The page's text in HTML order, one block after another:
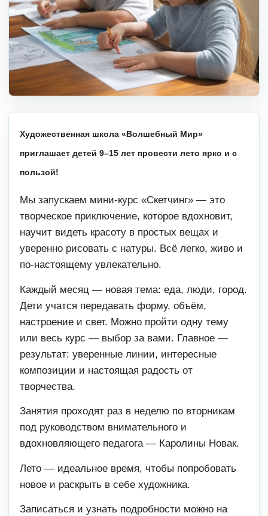
Художественная школа «Волшебный Мир»
приглашает детей 9–15 лет провести лето ярко и с
пользой!
Мы запускаем мини-курс «Скетчинг» — это
творческое приключение, которое вдохновит,
научит видеть красоту в простых вещах и
уверенно рисовать с натуры. Всё легко, живо и
по-настоящему увлекательно.
Каждый месяц — новая тема: еда, люди, город.
Дети учатся передавать форму, объём,
настроение и свет. Можно пройти одну тему
или весь курс — выбор за вами. Главное —
результат: уверенные линии, интересные
композиции и настоящая радость от
творчества.
Занятия проходят раз в неделю по вторникам
под руководством внимательного и
вдохновляющего педагога — Каролины Новак.
Лето — идеальное время, чтобы попробовать
новое и раскрыть в себе художника.
Записаться и узнать подробности можно на